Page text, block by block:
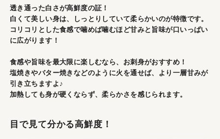
透き通った白さが高鮮度の証！
白くて美しい身は、しっとりしていて柔らかいのが特徴です。
コリコリとした食感で噛めば噛むほど甘みと旨味が口いっぱい
に広がります！
食感や旨味を最大限に楽しむなら、お刺身がおすすめ！
塩焼きやバター焼きなどのように火を通せば、より一層甘みが
引き立ちますよ♪
加熱しても身が硬くならず、柔らかさを感じられます。
目で見て分かる高鮮度！